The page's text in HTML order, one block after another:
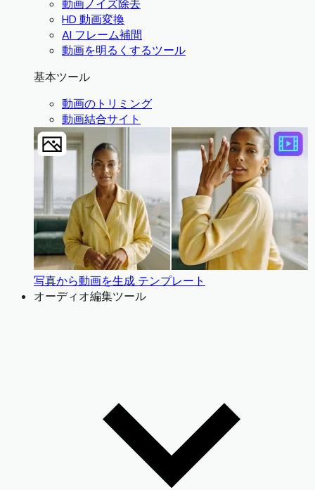
動画ノイズ除去
HD 動画変換
AI フレーム補間
動画を明るくするツール
基本ツール
動画のトリミング
動画結合サイト
写真から動画を生成 テンプレート
オーディオ編集ツール